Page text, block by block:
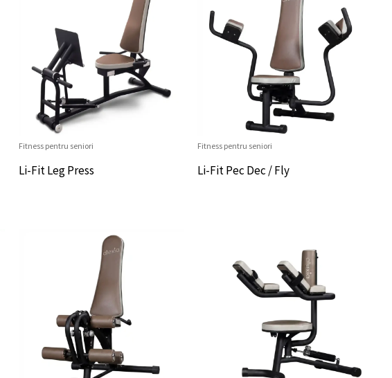
Fitness pentru seniori
Li-Fit Leg Press
Fitness pentru seniori
Li-Fit Pec Dec / Fly